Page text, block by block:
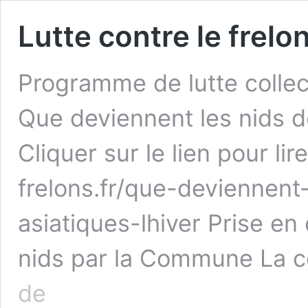
Lutte contre le
Programme de lutte
Que deviennent les nids
Cliquer sur le lien pour
frelons.fr/que-
asiatiques-lhiver Prise
nids par la Commune La
de